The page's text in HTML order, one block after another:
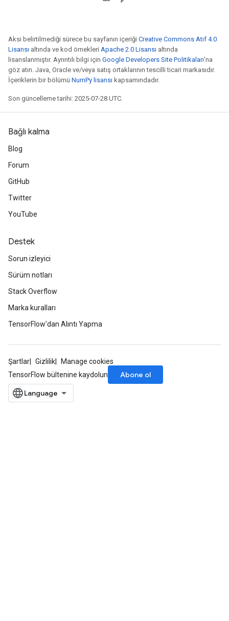
Aksi belirtilmediği sürece bu sayfanın içeriği Creative Commons Atıf 4.0
Lisansı altında ve kod örnekleri Apache 2.0 Lisansı altında
lisanslanmıştır. Ayrıntılı bilgi için Google Developers Site Politikaları'na
göz atın. Java, Oracle ve/veya satış ortaklarının tescilli ticari markasıdır.
İçeriklerin bir bölümü NumPy lisansı kapsamındadır.
Son güncelleme tarihi: 2025-07-28 UTC.
Bağlı kalma
Blog
Forum
GitHub
Twitter
YouTube
Destek
Sorun izleyici
Sürüm notları
Stack Overflow
Marka kuralları
TensorFlow'dan Alıntı Yapma
Şartlar Gizlilik
Manage cookies
TensorFlow bültenine kaydolun
Abone ol